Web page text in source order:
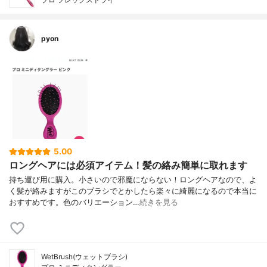
pyon
5.00
ロングヘアには必須アイテム！髪の絡み簡単に取れます
持ち運び用に購入。小さいので邪魔にならない！ロングヘアなので、よ
く髪が絡みますがこのブラシでとかしたら楽々に綺麗になるので本当に
おすすめです。色のバリエーション…続きを見る
WetBrush(ウェットブラシ)